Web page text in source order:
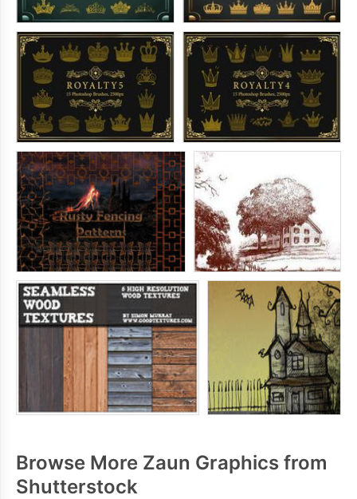
Browse More Zaun Graphics from
Shutterstock